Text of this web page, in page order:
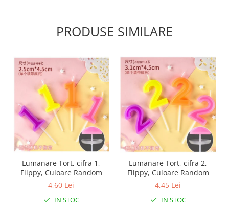
Aparate de tuns animale
Tarcuri animale
Semanatori
Masini batut stalpi si accesorii
Roabe & accesorii
Casute gradina si cutii depozitare
Mobilier gradina
Corturi, Prelate si plase de
umbrire
Lopeti zapada
Zdrobitoare si teascuri
PRODUSE SIMILARE
Lumanare Tort, cifra 1,
Flippy, Culoare Random
4,60 Lei
IN STOC
Lumanare Tort, cifra 2,
Flippy, Culoare Random
4,45 Lei
IN STOC